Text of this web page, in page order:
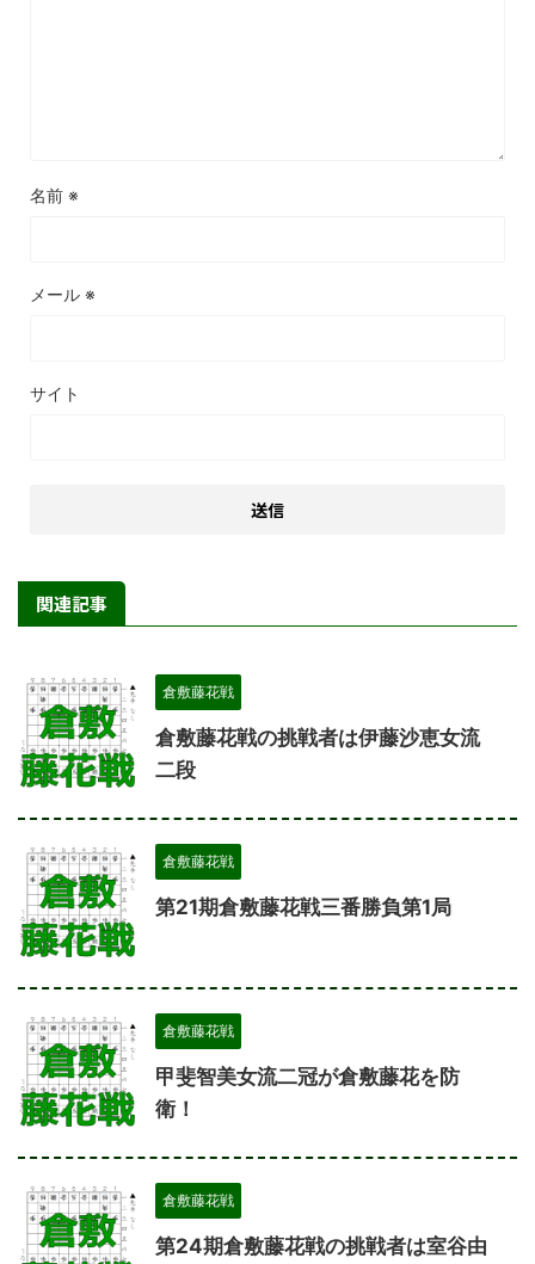
名前 ※
メール ※
サイト
関連記事
倉敷藤花戦
倉敷藤花戦の挑戦者は伊藤沙恵女流
二段
倉敷藤花戦
第21期倉敷藤花戦三番勝負第1局
倉敷藤花戦
甲斐智美女流二冠が倉敷藤花を防
衛！
倉敷藤花戦
第24期倉敷藤花戦の挑戦者は室谷由